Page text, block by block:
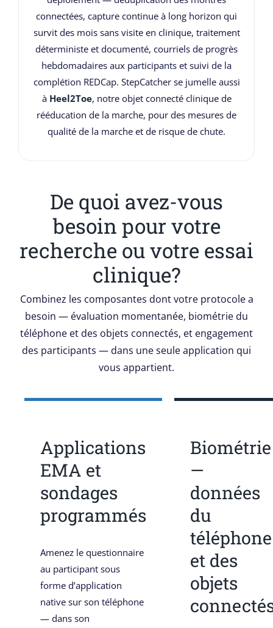
connectées, capture continue à long horizon qui
survit des mois sans visite en clinique, traitement
déterministe et documenté, courriels de progrès
hebdomadaires aux participants et suivi de la
complétion REDCap. StepCatcher se jumelle aussi
à Heel2Toe, notre objet connecté clinique de
rééducation de la marche, pour des mesures de
qualité de la marche et de risque de chute.
De quoi avez-vous
besoin pour votre
recherche ou votre essai
clinique?
Combinez les composantes dont votre protocole a
besoin — évaluation momentanée, biométrie du
téléphone et des objets connectés, et engagement
des participants — dans une seule application qui
vous appartient.
Applications
EMA et
sondages
programmés
Amenez le questionnaire
au participant sous
forme d’application
native sur son téléphone
— dans son
Biométrie
—
données
du
téléphone
et des
objets